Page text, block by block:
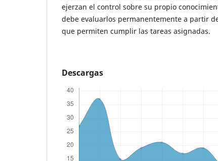
ejerzan el control sobre su propio
debe evaluarlos permanentemente a partir
que permiten cumplir las tareas asignadas.
Descargas